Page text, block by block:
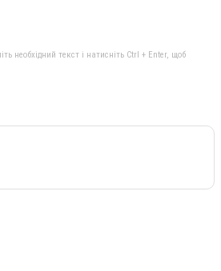
необхідний текст і натисніть Ctrl + Enter, щоб